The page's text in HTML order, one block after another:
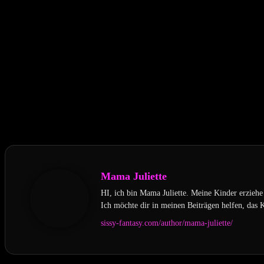
Mama Juliette
HI, ich bin Mama Juliette. Meine Kinder
Ich möchte dir in meinen Beiträgen helfen, das
sissy-fantasy.com/author/mama-juliette/